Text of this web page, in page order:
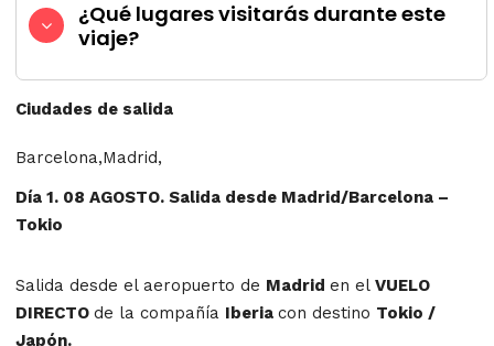
¿Qué lugares visitarás durante este
viaje?
Ciudades de salida
Barcelona,Madrid,
Día 1. 08 AGOSTO. Salida desde Madrid/Barcelona –
Tokio
Salida desde el aeropuerto de Madrid en el VUELO
DIRECTO de la compañía Iberia con destino Tokio /
Japón.